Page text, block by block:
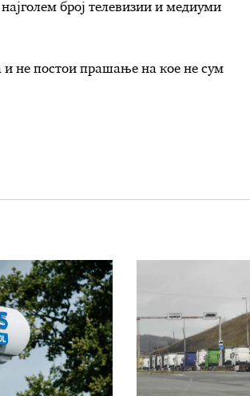
број телевизии и медиуми
и не постои прашање на кое не сум